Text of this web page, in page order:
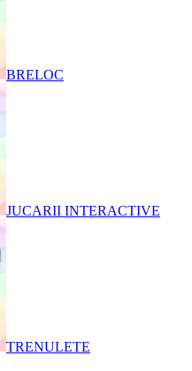
BRELOC
JUCARII INTERACTIVE
TRENULETE